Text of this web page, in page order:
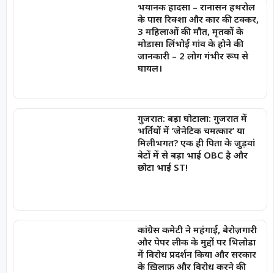
भयानक हादसा – रानासन हथरोल
के पास रिक्शा और कार की टक्कर,
3 महिलाओं की मौत, मृतकों के
मोडासा लिंभोई गांव के होने की
जानकारी – 2 लोग गंभीर रूप से
घायल।
गुजरात: बड़ा घोटाला: गुजरात में
भर्तियों में ‘जेनेटिक चमत्कार’ या
मिलीभगत? एक ही पिता के जुड़वां
बेटों में से बड़ा भाई OBC है और
छोटा भाई ST!
कांग्रेस कमेटी ने महंगाई, बेरोज़गारी
और पेपर लीक के मुद्दों पर भिलोडा
में विरोध प्रदर्शन किया और सरकार
के ख़िलाफ़ और विरोध करने की